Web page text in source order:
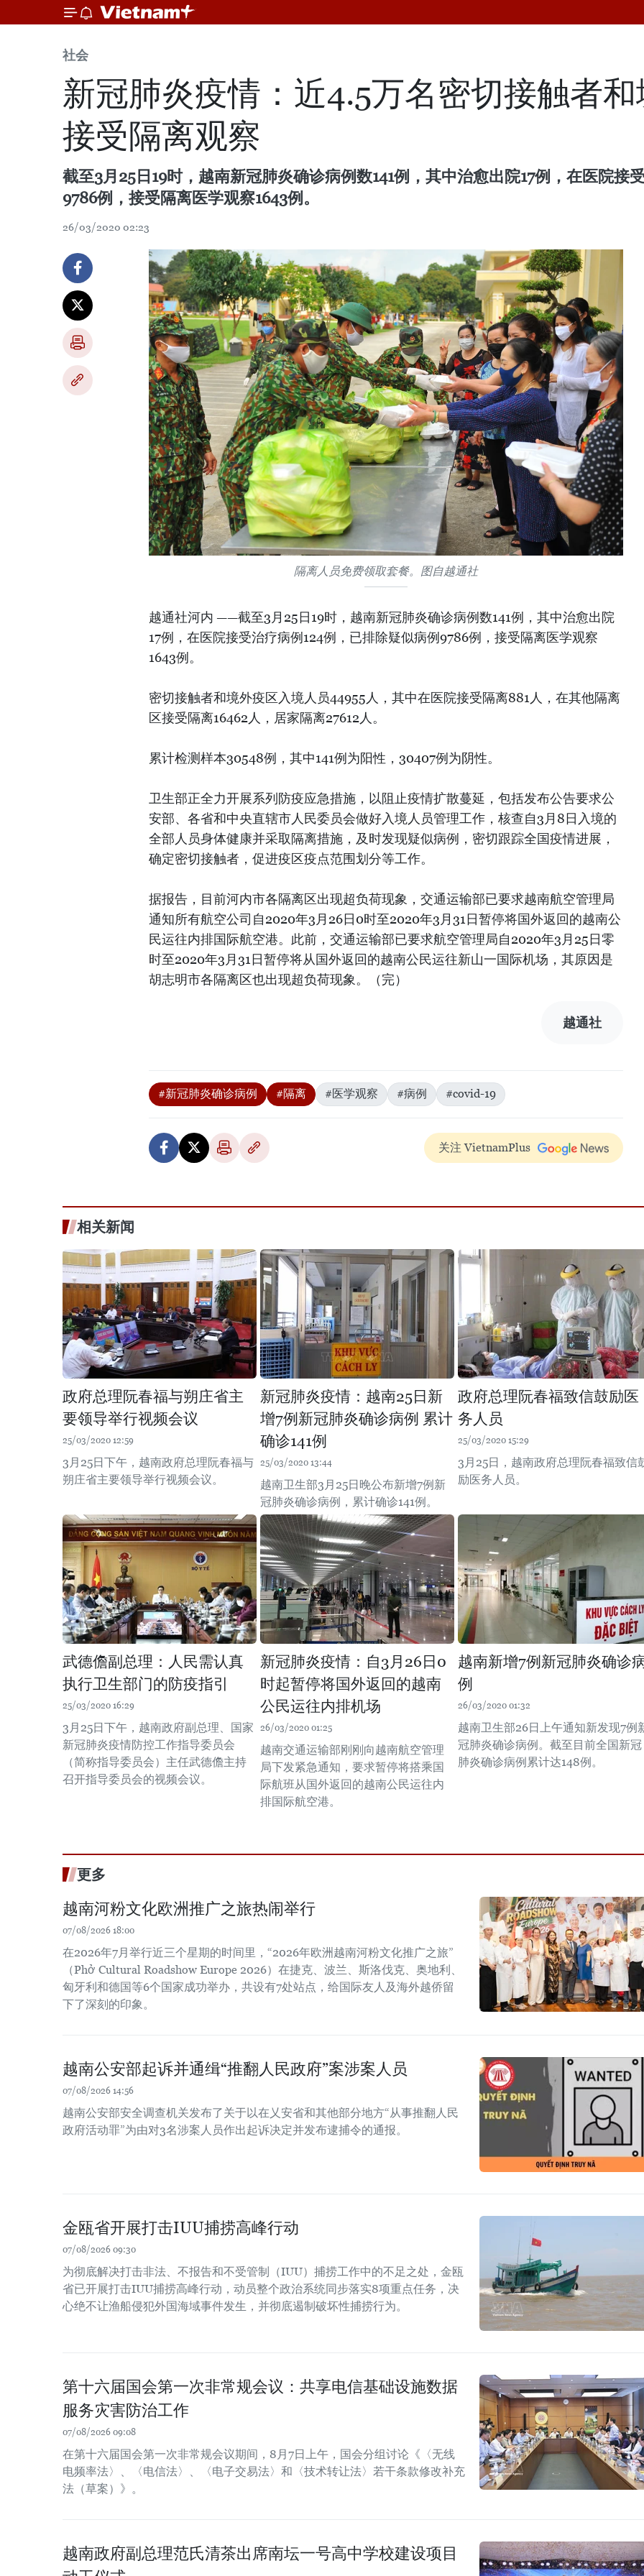
社会
新冠肺炎疫情：近4.5万名密切接触者
接受隔离观察
截至3月25日19时，越南新冠肺炎确诊病例数141例，其中治愈出院17例，在医院接
9786例，接受隔离医学观察1643例。
26/03/2020 02:23
隔离人员免费领取套餐。图自越通社
越通社河内 ——截至3月25日19时，越南新冠肺炎确诊病例数141例，其中治愈出院
17例，在医院接受治疗病例124例，已排除疑似病例9786例，接受隔离医学观察
1643例。
密切接触者和境外疫区入境人员44955人，其中在医院接受隔离881人，在其他隔离
区接受隔离16462人，居家隔离27612人。
累计检测样本30548例，其中141例为阳性，30407例为阴性。
卫生部正全力开展系列防疫应急措施，以阻止疫情扩散蔓延，包括发布公告要求公
安部、各省和中央直辖市人民委员会做好入境人员管理工作，核查自3月8日入境的
全部人员身体健康并采取隔离措施，及时发现疑似病例，密切跟踪全国疫情进展，
确定密切接触者，促进疫区疫点范围划分等工作。
据报告，目前河内市各隔离区出现超负荷现象，交通运输部已要求越南航空管理局
通知所有航空公司自2020年3月26日0时至2020年3月31日暂停将国外返回的越南公
民运往内排国际航空港。此前，交通运输部已要求航空管理局自2020年3月25日零
时至2020年3月31日暂停将从国外返回的越南公民运往新山一国际机场，其原因是
胡志明市各隔离区也出现超负荷现象。（完）
越通社
#新冠肺炎确诊病例 #隔离 #医学观察 #病例 #covid-19
关注 VietnamPlus
相关新闻
政府总理阮春福与朔庄省主
要领导举行视频会议
25/03/2020 12:59
3月25日下午，越南政府总理阮春福与
朔庄省主要领导举行视频会议。
新冠肺炎疫情：越南25日新
增7例新冠肺炎确诊病例 累计
确诊141例
25/03/2020 13:44
越南卫生部3月25日晚公布新增7例新
冠肺炎确诊病例，累计确诊141例。
政府总理阮春福致信鼓励医
务人员
25/03/2020 15:29
3月25日，越南政府总理阮春福致信
励医务人员。
武德儋副总理：人民需认真
执行卫生部门的防疫指引
25/03/2020 16:29
3月25日下午，越南政府副总理、国家
新冠肺炎疫情防控工作指导委员会
（简称指导委员会）主任武德儋主持
召开指导委员会的视频会议。
新冠肺炎疫情：自3月26日0
时起暂停将国外返回的越南
公民运往内排机场
26/03/2020 01:25
越南交通运输部刚刚向越南航空管理
局下发紧急通知，要求暂停将搭乘国
际航班从国外返回的越南公民运往内
排国际航空港。
越南新增7例新冠肺炎确诊
例
26/03/2020 01:32
越南卫生部26日上午通知新发现7例
冠肺炎确诊病例。截至目前全国新冠
肺炎确诊病例累计达148例。
更多
越南河粉文化欧洲推广之旅热闹举行
07/08/2026 18:00
在2026年7月举行近三个星期的时间里，“2026年欧洲越南河粉文化推广之旅”
（Phở Cultural Roadshow Europe 2026）在捷克、波兰、斯洛伐克、奥地利、
匈牙利和德国等6个国家成功举办，共设有7处站点，给国际友人及海外越侨留
下了深刻的印象。
越南公安部起诉并通缉“推翻人民政府”案涉案人员
07/08/2026 14:56
越南公安部安全调查机关发布了关于以在乂安省和其他部分地方“从事推翻人民
政府活动罪”为由对3名涉案人员作出起诉决定并发布逮捕令的通报。
金瓯省开展打击IUU捕捞高峰行动
07/08/2026 09:30
为彻底解决打击非法、不报告和不受管制（IUU）捕捞工作中的不足之处，金瓯
省已开展打击IUU捕捞高峰行动，动员整个政治系统同步落实8项重点任务，决
心绝不让渔船侵犯外国海域事件发生，并彻底遏制破坏性捕捞行为。
第十六届国会第一次非常规会议：共享电信基础设施数据
服务灾害防治工作
07/08/2026 09:08
在第十六届国会第一次非常规会议期间，8月7日上午，国会分组讨论《〈无线
电频率法〉、〈电信法〉、〈电子交易法〉和〈技术转让法〉若干条款修改补充
法（草案）》。
越南政府副总理范氏清茶出席南坛一号高中学校建设项目